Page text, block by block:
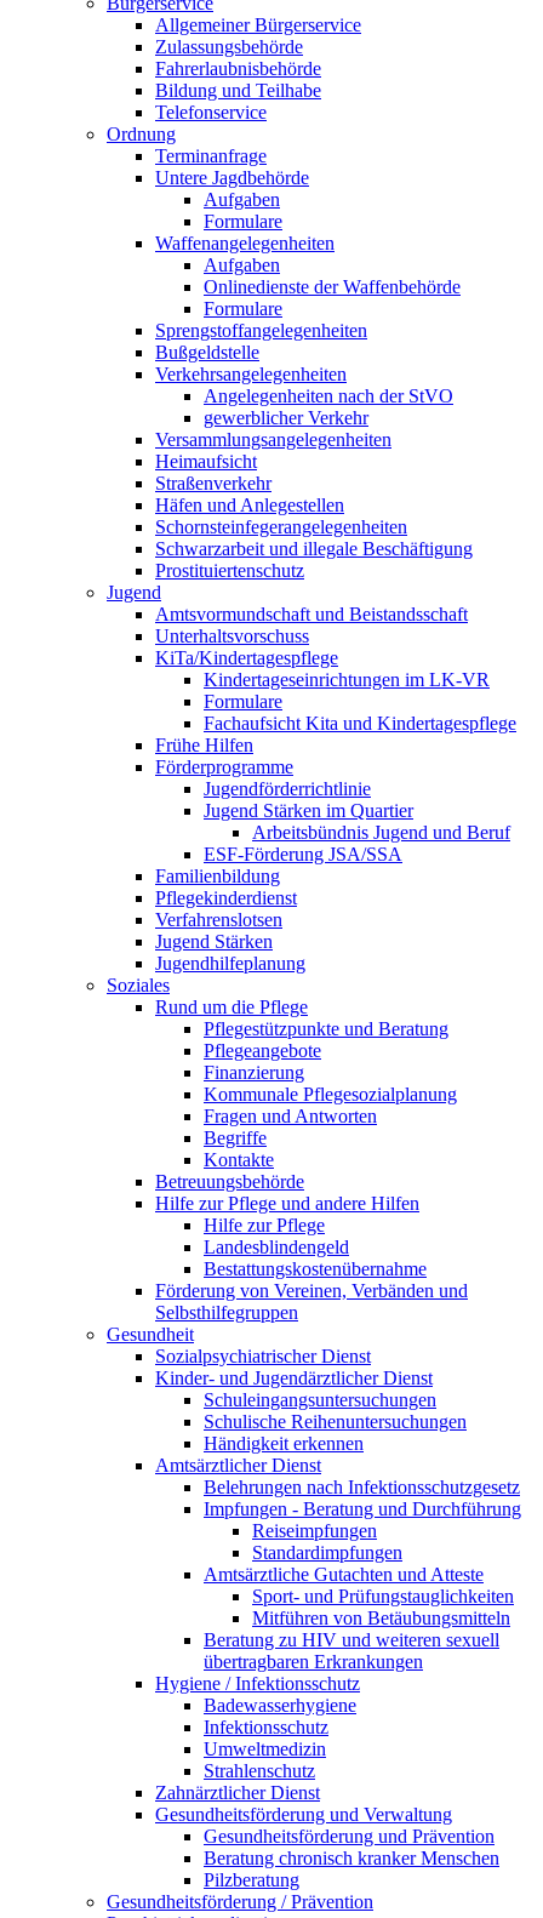
Allgemeiner Bürgerservice
Zulassungsbehörde
Fahrerlaubnisbehörde
Bildung und Teilhabe
Telefonservice
Ordnung
Terminanfrage
Untere Jagdbehörde
Aufgaben
Formulare
Waffenangelegenheiten
Aufgaben
Onlinedienste der Waffenbehörde
Formulare
Sprengstoff­angelegenheiten
Bußgeldstelle
Verkehrsangelegenheiten
Angelegenheiten nach der StVO
gewerblicher Verkehr
Versammlungs­angelegenheiten
Heimaufsicht
Straßenverkehr
Häfen und Anlegestellen
Schornsteinfeger­angelegenheiten
Schwarzarbeit und illegale Beschäftigung
Prostituiertenschutz
Jugend
Amtsvormundschaft und Beistandsschaft
Unterhaltsvorschuss
KiTa/Kindertagespflege
Kindertages­einrichtungen im LK-VR
Formulare
Fachaufsicht Kita und Kindertagespflege
Frühe Hilfen
Förderprogramme
Jugendförderrichtlinie
Jugend Stärken im Quartier
Arbeitsbündnis Jugend und Beruf
ESF-Förderung JSA/SSA
Familienbildung
Pflegekinderdienst
Verfahrenslotsen
Jugend Stärken
Jugendhilfeplanung
Soziales
Rund um die Pflege
Pflegestützpunkte und Beratung
Pflegeangebote
Finanzierung
Kommunale Pflegesozialplanung
Fragen und Antworten
Begriffe
Kontakte
Betreuungsbehörde
Hilfe zur Pflege und andere Hilfen
Hilfe zur Pflege
Landesblindengeld
Bestattungskosten­übernahme
Förderung von Vereinen, Verbänden und
Selbsthilfegruppen
Gesundheit
Sozialpsychiatrischer Dienst
Kinder- und Jugendärztlicher Dienst
Schuleingangsuntersuchungen
Schulische Reihenuntersuchungen
Händigkeit erkennen
Amtsärztlicher Dienst
Belehrungen nach Infektionsschutzgesetz
Impfungen - Beratung und Durchführung
Reiseimpfungen
Standardimpfungen
Amtsärztliche Gutachten und Atteste
Sport- und Prüfungstauglichkeiten
Mitführen von Betäubungsmitteln
Beratung zu HIV und weiteren sexuell
übertragbaren Erkrankungen
Hygiene / Infektionsschutz
Badewasserhygiene
Infektionsschutz
Umweltmedizin
Strahlenschutz
Zahnärztlicher Dienst
Gesundheitsförderung und Verwaltung
Gesundheitsförderung und Prävention
Beratung chronisch kranker Menschen
Pilzberatung
Gesundheits­förderung / Prävention